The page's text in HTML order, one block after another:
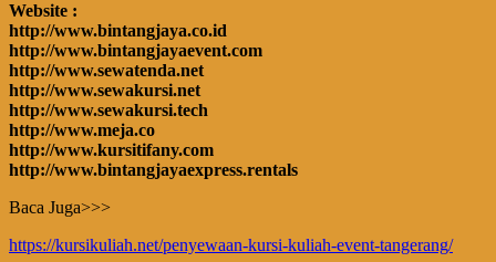
Website :
http://www.bintangjaya.co.id
http://www.bintangjayaevent.com
http://www.sewatenda.net
http://www.sewakursi.net
http://www.sewakursi.tech
http://www.meja.co
http://www.kursitifany.com
http://www.bintangjayaexpress.rentals
Baca Juga>>>
https://kursikuliah.net/penyewaan-kursi-kuliah-event-tangerang/